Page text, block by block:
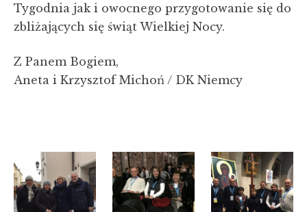
Tygodnia jak i owocnego przygotowanie się do
zbliżających się świąt Wielkiej Nocy.
Z Panem Bogiem,
Aneta i Krzysztof Michoń / DK Niemcy